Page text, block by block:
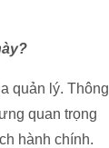
quản lý. Thông
quan trọng
hành chính.